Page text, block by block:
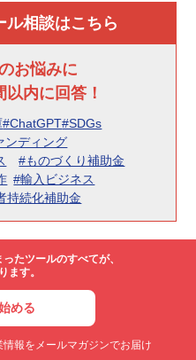
ル相談はこちら
お悩みに
内に回答！
#ChatGPT#SDGs
ンディング
#ものづくり補助金
#輸入ビジネス
持続化補助金
たツールのすべてが、
ます。
める
報をメールマガジンでお届け